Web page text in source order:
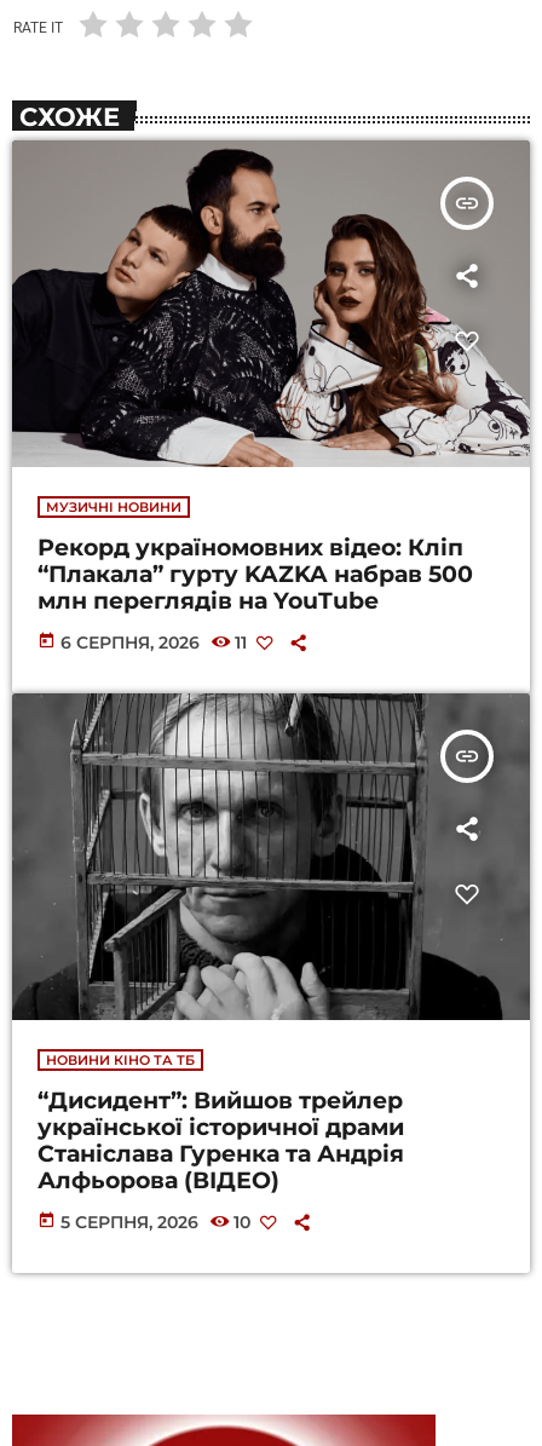
RATE IT
СХОЖЕ
insert_link
МУЗИЧНІ НОВИНИ
Рекорд україномовних відео: Кліп
“Плакала” гурту KAZKA набрав 500
млн переглядів на YouTube
today 6 СЕРПНЯ, 2026 11
insert_link
НОВИНИ КІНО ТА ТБ
“Дисидент”: Вийшов трейлер
української історичної драми
Станіслава Гуренка та Андрія
Алфьорова (ВІДЕО)
today 5 СЕРПНЯ, 2026 10